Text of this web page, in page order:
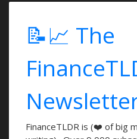
📝📈 The
FinanceTLDR is (❤️ of big